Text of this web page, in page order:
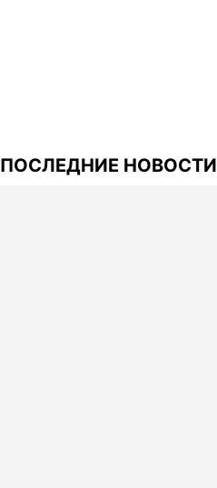
ПОСЛЕДНИЕ НОВОСТИ